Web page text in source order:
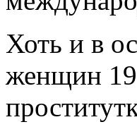
Хоть и в
женщин 19